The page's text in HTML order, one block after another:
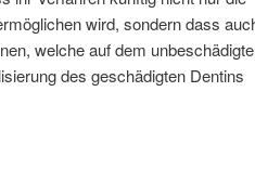
wird, sondern dass
welche auf dem
des geschädigten Dentins